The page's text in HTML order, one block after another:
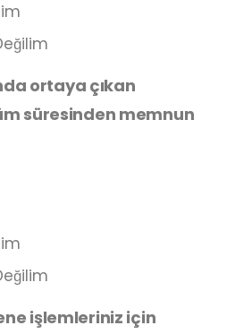
ortaya çıkan
süresinden memnun
işlemleriniz için